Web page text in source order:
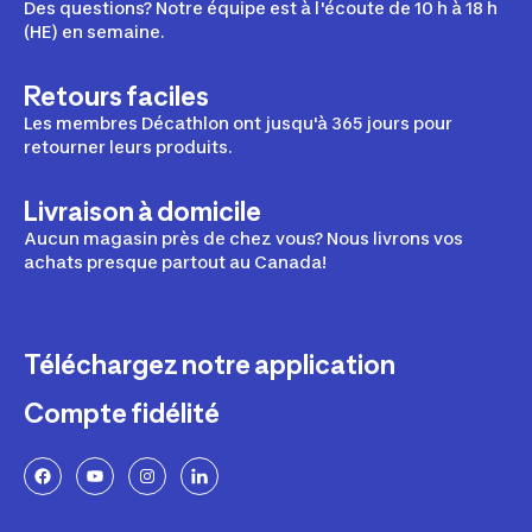
Des questions? Notre équipe est à l'écoute de 10 h à 18 h
(HE) en semaine.
Retours faciles
Les membres Décathlon ont jusqu'à 365 jours pour
retourner leurs produits.
Livraison à domicile
Aucun magasin près de chez vous? Nous livrons vos
achats presque partout au Canada!
Téléchargez notre application
Compte fidélité